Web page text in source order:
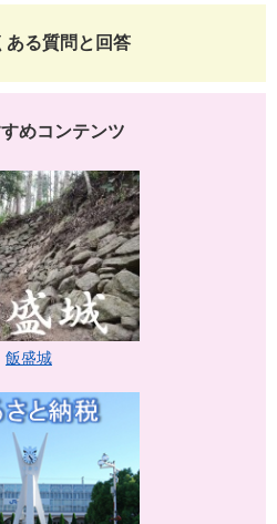
ある質問と回答
めコンテンツ
飯盛城